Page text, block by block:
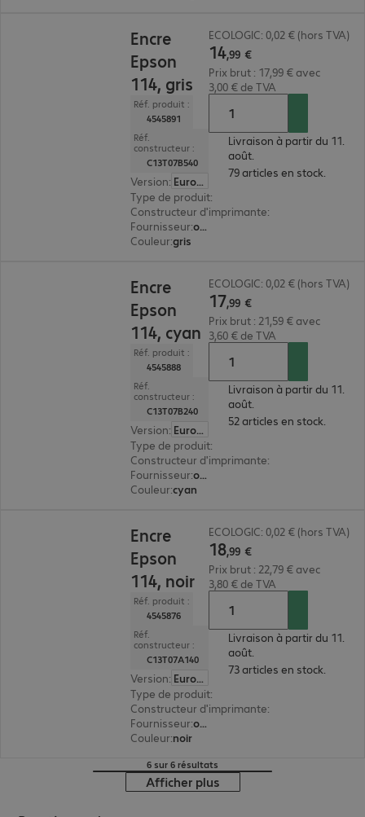
Encre
Epson
114, gris
Réf. produit :
4545891
Réf.
constructeur :
C13T07B540
Version:
Europe
Type de produit:
Constructeur d'imprimante:
Fournisseur: original
Couleur:gris
ECOLOGIC: 0,02 € (hors TVA)
14,99 €
Prix brut : 17,99 € avec
3,00 € de TVA
Livraison à partir du 11.
août.
79 articles en stock.
Encre
Epson
114, cyan
Réf. produit :
4545888
Réf.
constructeur :
C13T07B240
Version:
Europe
Type de produit:
Constructeur d'imprimante:
Fournisseur: original
Couleur:cyan
ECOLOGIC: 0,02 € (hors TVA)
17,99 €
Prix brut : 21,59 € avec
3,60 € de TVA
Livraison à partir du 11.
août.
52 articles en stock.
Encre
Epson
114, noir
Réf. produit :
4545876
Réf.
constructeur :
C13T07A140
Version:
Europe
Type de produit:
Constructeur d'imprimante:
Fournisseur: original
Couleur:noir
ECOLOGIC: 0,02 € (hors TVA)
18,99 €
Prix brut : 22,79 € avec
3,80 € de TVA
Livraison à partir du 11.
août.
73 articles en stock.
6 sur 6 résultats
Afficher plus